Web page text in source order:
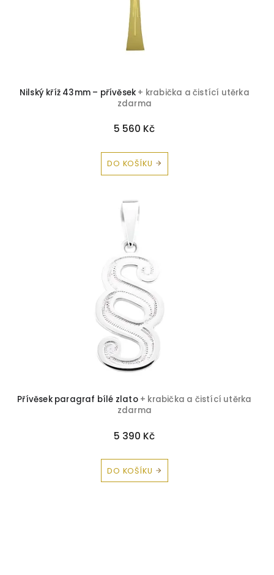
Nilský kříž 43mm – přívěsek + krabička a čistící utěrka
zdarma
5 560 Kč
DO KOŠÍKU
Přívěsek paragraf bílé zlato + krabička a čistící utěrka
zdarma
5 390 Kč
DO KOŠÍKU